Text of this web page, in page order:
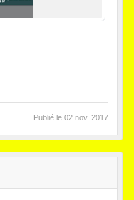
Publié le 02 nov. 2017